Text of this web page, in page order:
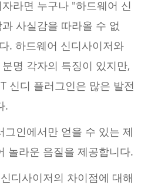
라면 누구나 "하드웨어 신
사실감을 따라올 수 없
. 하드웨어 신디사이저와
명 각자의 특징이 있지만,
신디 플러그인은 많은 발전
.
그인에서만 얻을 수 있는 제
놀라운 음질을 제공합니다.
디사이저의 차이점에 대해